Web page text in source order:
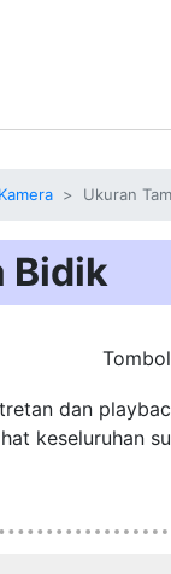
Ukuran
Bidik
Tombol
dan
keseluruhan